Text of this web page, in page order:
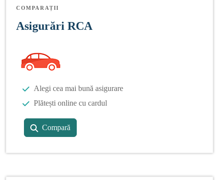
COMPARAȚII
Asigurări RCA
Alegi cea mai bună asigurare
Plătești online cu cardul
Compară